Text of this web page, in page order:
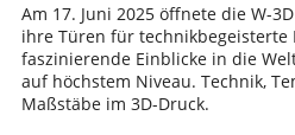
Am 17. Juni 2025 öffnete die W-
ihre Türen für technikbegeisterte
faszinierende Einblicke in die
auf höchstem Niveau. Technik,
Maßstäbe im 3D-Druck.